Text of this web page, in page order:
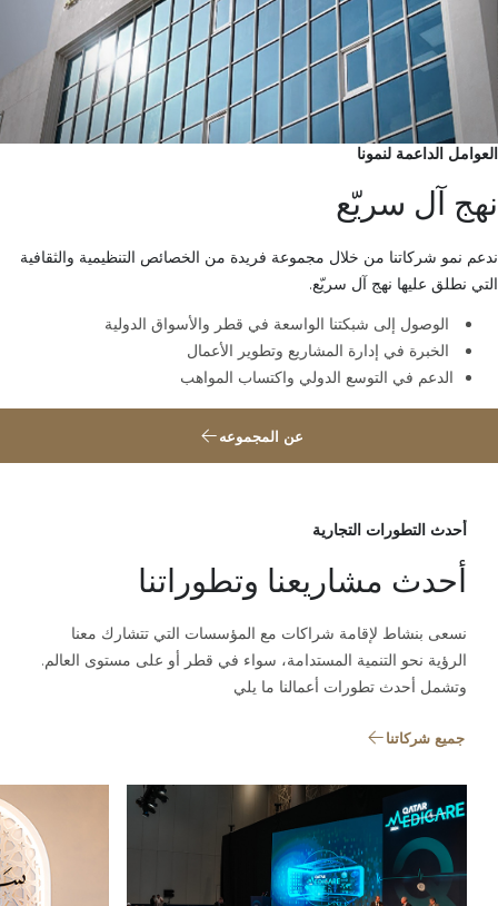
العوامل الداعمة لنمونا
نهج آل سريّع
ندعم نمو شركاتنا من خلال مجموعة فريدة من الخصائص التنظيمية والثقافية
التي نطلق عليها نهج آل سريّع.
الوصول إلى شبكتنا الواسعة في قطر والأسواق الدولية
الخبرة في إدارة المشاريع وتطوير الأعمال
الدعم في التوسع الدولي واكتساب المواهب
عن المجموعه
أحدث التطورات التجارية
أحدث مشاريعنا وتطوراتنا
نسعى بنشاط لإقامة شراكات مع المؤسسات التي تتشارك معنا
الرؤية نحو التنمية المستدامة، سواء في قطر أو على مستوى العالم.
وتشمل أحدث تطورات أعمالنا ما يلي
جميع شركاتنا